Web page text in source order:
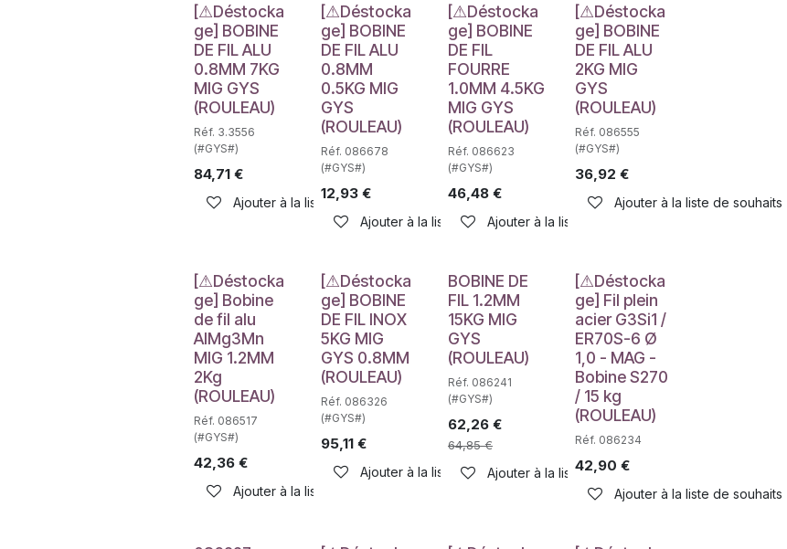
Déstockage
[⚠Déstocka
ge] BOBINE
DE FIL ALU
0.8MM 7KG
MIG GYS
(ROULEAU)
Réf. 3.3556
(#GYS#)
84,71 €
Ajouter à la liste de souhaits
Déstockage
[⚠Déstocka
ge] BOBINE
DE FIL ALU
0.8MM
0.5KG MIG
GYS
(ROULEAU)
Réf. 086678
(#GYS#)
12,93€
Ajouter à la liste de souhaits
Déstockage
[⚠Déstocka
ge] BOBINE
DE FIL
FOURRE
1.0MM 4.5KG
MIG GYS
(ROULEAU)
Réf. 086623
(#GYS#)
46,48€
Ajouter à la liste de souhaits
Déstockage
[⚠Déstocka
ge] BOBINE
DE FIL ALU
2KG MIG
GYS
(ROULEAU)
Réf. 086555
(#GYS#)
36,92 €
Ajouter à la liste de souhaits
Déstockage
[⚠Déstocka
ge] Bobine
de fil alu
AlMg3Mn
MIG 1.2MM
2Kg
(ROULEAU)
Réf. 086517
(#GYS#)
42,36 €
Ajouter à la liste de souhaits
Déstockage
[⚠Déstocka
ge] BOBINE
DE FIL INOX
5KG MIG
GYS 0.8MM
(ROULEAU)
Réf. 086326
(#GYS#)
95,11€
Ajouter à la liste de souhaits
BOBINE DE
FIL 1.2MM
15KG MIG
GYS
(ROULEAU)
Réf. 086241
(#GYS#)
62,26€
64,85€
Ajouter à la liste de souhaits
Déstockage
[⚠Déstocka
ge] Fil plein
acier G3Si1 /
ER70S-6 Ø
1,0 - MAG -
Bobine S270
/ 15 kg
(ROULEAU)
Réf. 086234
42,90 €
Ajouter à la liste de souhaits